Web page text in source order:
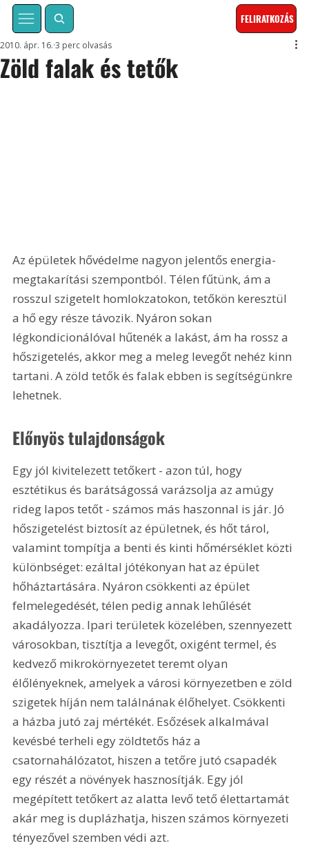
FELIRATKOZÁS
Zöld falak és tetők
2010. ápr. 16. 3 perc olvasás
Az épületek hővédelme nagyon jelentős energia-
megtakarítási szempontból. Télen fűtünk, ám a
rosszul szigetelt homlokzatokon, tetőkön keresztül
a hő egy része távozik. Nyáron sokan
légkondicionálóval hűtenék a lakást, ám ha rossz a
hőszigetelés, akkor meg a meleg levegőt nehéz kinn
tartani. A zöld tetők és falak ebben is segítségünkre
lehetnek.
Előnyös tulajdonságok
Egy jól kivitelezett tetőkert - azon túl, hogy
esztétikus és barátságossá varázsolja az amúgy
rideg lapos tetőt - számos más haszonnal is jár. Jó
hőszigetelést biztosít az épületnek, és hőt tárol,
valamint tompítja a benti és kinti hőmérséklet közti
különbséget: ezáltal jótékonyan hat az épület
hőháztartására. Nyáron csökkenti az épület
felmelegedését, télen pedig annak lehűlését
akadályozza. Ipari területek közelében, szennyezett
városokban, tisztítja a levegőt, oxigént termel, és
kedvező mikrokörnyezetet teremt olyan
élőlényeknek, amelyek a városi környezetben e zöld
szigetek híján nem találnának élőhelyet. Csökkenti
a házba jutó zaj mértékét. Esőzések alkalmával
kevésbé terheli egy zöldtetős ház a
csatornahálózatot, hiszen a tetőre jutó csapadék
egy részét a növények hasznosítják. Egy jól
megépített tetőkert az alatta levő tető élettartamát
akár meg is duplázhatja, hiszen számos környezeti
tényezővel szemben védi azt.